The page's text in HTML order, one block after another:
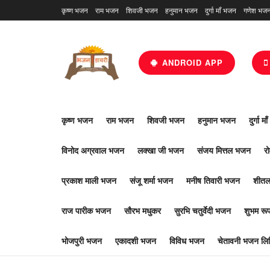
कृष्ण भजन राम भजन शिवजी भजन हनुमान भजन दुर्गा माँ भजन गणेश
ANDROID APP
कृष्ण भजन राम भजन शिवजी भजन हनुमान भजन दुर्गा
विनोद अग्रवाल भजन लक्खा जी भजन संजय मित्तल भजन
प्रकाश माली भजन संजू शर्मा भजन मनीष तिवारी भजन
राज पारीक भजन सौरभ मधुकर सुरभि चतुर्वेदी भजन शुभम
भोजपुरी भजन एकादशी भजन विविध भजन चेतावनी भजन